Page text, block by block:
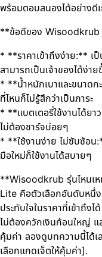
พร้อมตอบสนองได้อย่างดี
**ข้อดีของ
* **ราคาเข้าถึงง่าย:** เ
สามารถเป็นเจ้าของได้ง่าย
* **น้ำหนักเบาและขนาดก
ที่ไหนก็ไม่รู้สึกว่าเป็นภาระ
* **แบตเตอรี่ใช้งานได้ยา
ไม่ต้องชาร์จบ่อยๆ
* **ใช้งานง่าย ไม่ซับซ้อน
มือใหม่ก็ใช้งานได้สบายๆ
**Wisoodkrub รุ่นไหนเ
Lite คือตัวเลือกอันดับหนึ่
ประทับใจในราคาที่เข้าถึง
ไม่ต้องควักเงินก้อนใหญ่ แ
คุ้มค่า ลองดูบทความนี้ได้
เลือกแกดเจ็ตให้คุ้มค่า].